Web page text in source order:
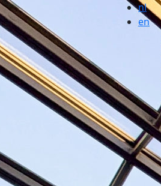
nl
en